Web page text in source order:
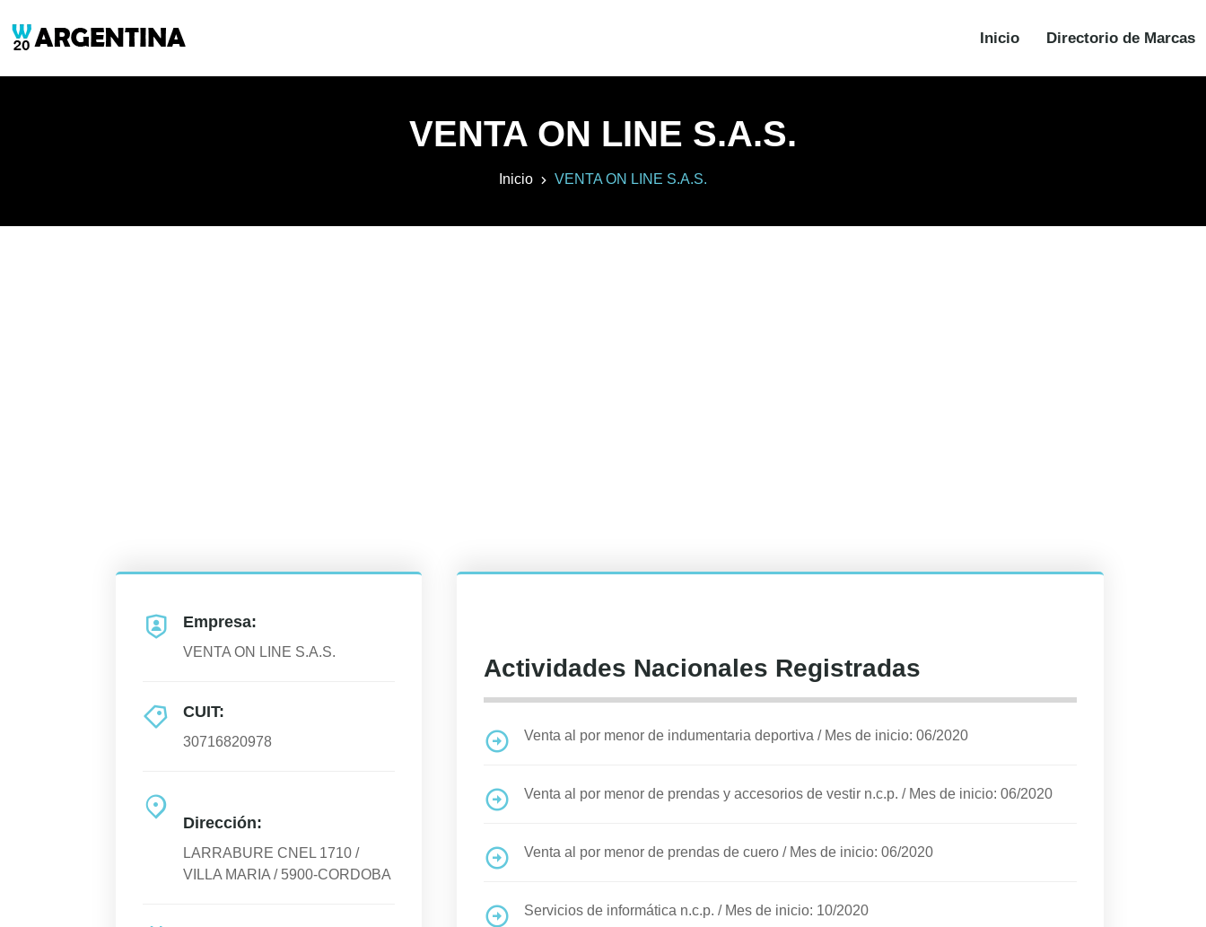
Inicio Directorio de Marcas
VENTA ON LINE S.A.S.
Inicio VENTA ON LINE S.A.S.
Empresa:
VENTA ON LINE S.A.S.
CUIT:
30716820978
Dirección:
LARRABURE CNEL 1710 /
VILLA MARIA / 5900-CORDOBA
Actividades Nacionales Registradas
Venta al por menor de indumentaria deportiva / Mes de inicio: 06/2020
Venta al por menor de prendas y accesorios de vestir n.c.p. / Mes de inicio: 06/2020
Venta al por menor de prendas de cuero / Mes de inicio: 06/2020
Servicios de informática n.c.p. / Mes de inicio: 10/2020